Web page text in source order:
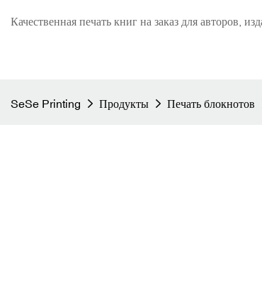
Качественная печать книг на заказ для авторов,
SeSe Printing Продукты Печать блокнотов